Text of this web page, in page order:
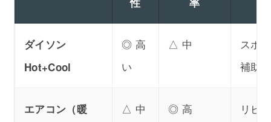
ダイソン
Hot+Cool
◎ 高
い
△ 中
スポ
補助
エアコン（暖
△ 中 ◎ 高
リビ